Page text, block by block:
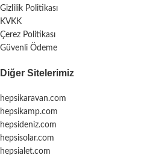
Gizlilik Politikası
KVKK
Çerez Politikası
Güvenli Ödeme
Diğer Sitelerimiz
hepsikaravan.com
hepsikamp.com
hepsideniz.com
hepsisolar.com
hepsialet.com